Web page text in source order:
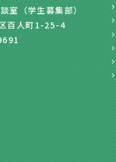
室（学生募集部）
百人町1-25-4